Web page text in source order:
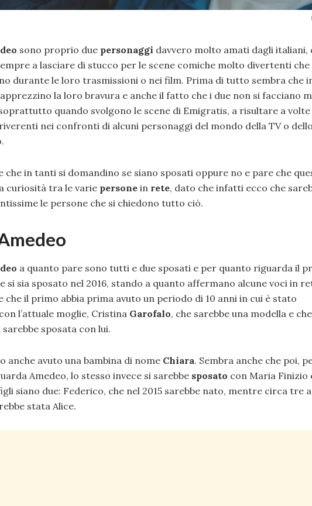
sono proprio due personaggi davvero molto amati dagli italiani,
a lasciare di stucco per le scene comiche molto divertenti che
durante le loro trasmissioni o nei film. Prima di tutto sembra che
la loro bravura e anche il fatto che i due non si facciano
quando svolgono le scene di Emigratis, a risultare a volte
nei confronti di alcuni personaggi del mondo della TV o dello
che in tanti si domandino se siano sposati oppure no e pare che
curiosità tra le varie persone in rete, dato che infatti ecco che
le persone che si chiedono tutto ciò.
a quanto pare sono tutti e due sposati e per quanto riguarda il
si sia sposato nel 2016, stando a quanto affermano alcune voci in
che il primo abbia prima avuto un periodo di 10 anni in cui è stato
l’attuale moglie, Cristina Garofalo, che sarebbe una modella e
sposata con lui.
anche avuto una bambina di nome Chiara. Sembra anche che poi,
Amedeo, lo stesso invece si sarebbe sposato con Maria Finizio
siano due: Federico, che nel 2015 sarebbe nato, mentre circa tre
stata Alice.